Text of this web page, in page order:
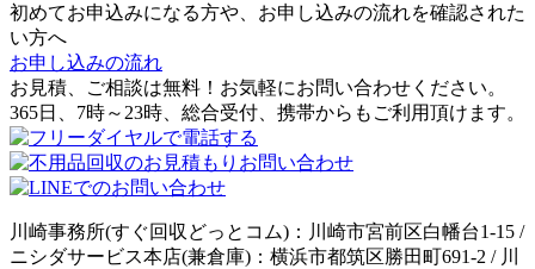
初めてお申込みになる方や、お申し込みの流れを確認された
い方へ
お申し込みの流れ
お見積、ご相談は無料！お気軽にお問い合わせください。
365日、7時～23時、総合受付、携帯からもご利用頂けます。
川崎事務所(すぐ回収どっとコム)：川崎市宮前区白幡台1-15 /
ニシダサービス本店(兼倉庫)：横浜市都筑区勝田町691-2 / 川